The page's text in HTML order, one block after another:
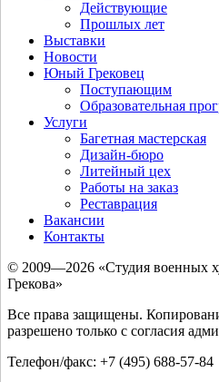
Действующие
Прошлых лет
Выставки
Новости
Юный Грековец
Поступающим
Образовательная
Услуги
Багетная мастерская
Дизайн-бюро
Литейный цех
Работы на заказ
Реставрация
Вакансии
Контакты
© 2009—2026 «Студия военных
Грекова»
Все права защищены.
разрешено только с согласия
Телефон/факс: +7 (495) 688-57-84